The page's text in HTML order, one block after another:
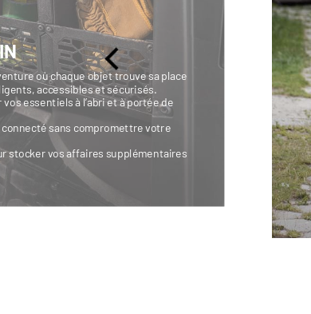
où chaque objet trouve sa place
accessibles et sécurisés.
essentiels à l’abri et à portée de
sans compromettre votre
stocker vos affaires supplémentaires